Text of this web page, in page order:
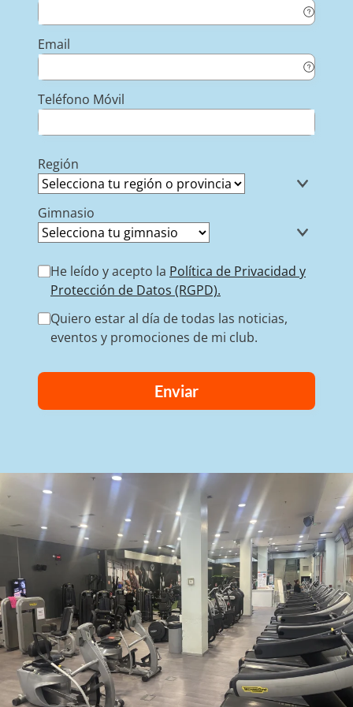
Email
Teléfono Móvil
Región
Gimnasio
He leído y acepto la Política de Privacidad y
Protección de Datos (RGPD).
Quiero estar al día de todas las noticias,
eventos y promociones de mi club.